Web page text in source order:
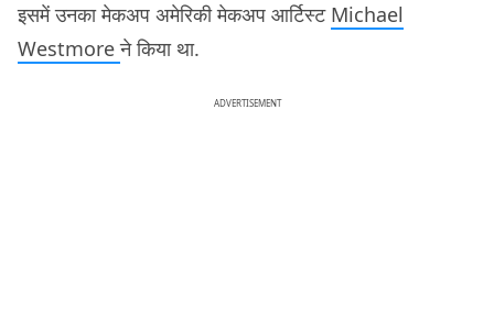
इसमें उनका मेकअप अमेरिकी मेकअप आर्टिस्ट Michael
Westmoreने किया था.
ADVERTISEMENT